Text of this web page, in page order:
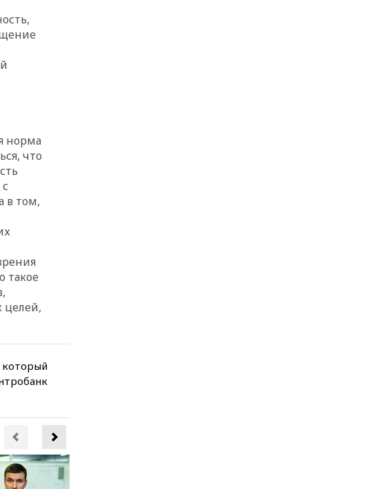
вновь
по
посещать
день
Россией
в
из
8
с
Сочи и
2028 года
норма
что
в том,
такое
целей,
который